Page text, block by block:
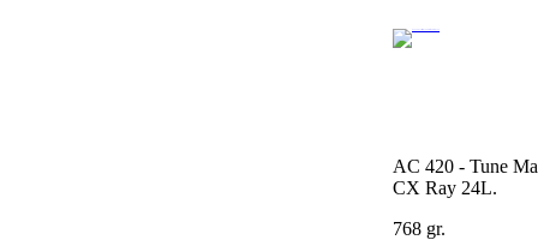
AC 420 - Tune
CX Ray 24L.
768 gr.